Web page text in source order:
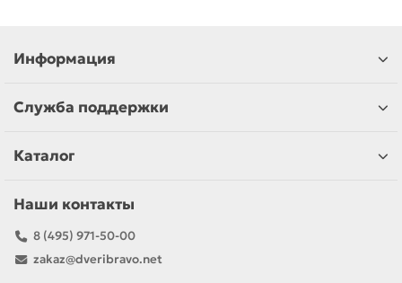
Информация
Служба поддержки
Каталог
Наши контакты
8 (495) 971-50-00
zakaz@dveribravo.net